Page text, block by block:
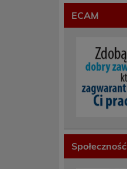
ECAM
Społeczność